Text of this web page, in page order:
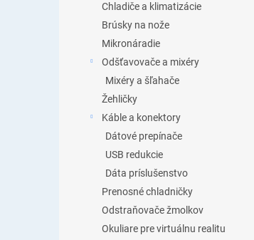
Chladiče a klimatizácie
Brúsky na nože
Mikronáradie
Odšťavovače a mixéry
Mixéry a šľahače
Žehličky
Káble a konektory
Dátové prepínače
USB redukcie
Dáta príslušenstvo
Prenosné chladničky
Odstraňovače žmolkov
Okuliare pre virtuálnu realitu